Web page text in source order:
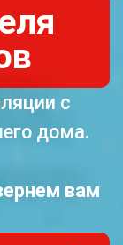
с
дома.
вам